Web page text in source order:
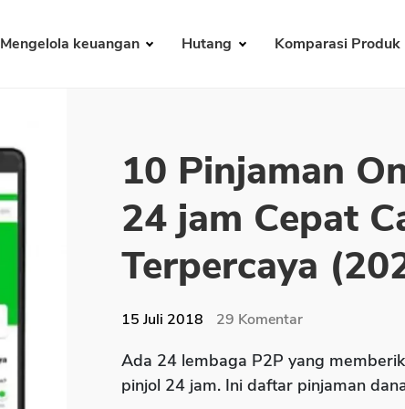
Mengelola keuangan Hutang Komparasi Produk
10 Pinjaman
24 jam Cepat
Terpercaya
15 Juli 2018 29 Komentar
Ada 24 lembaga P2P yang
pinjol 24 jam. Ini daftar pinjaman